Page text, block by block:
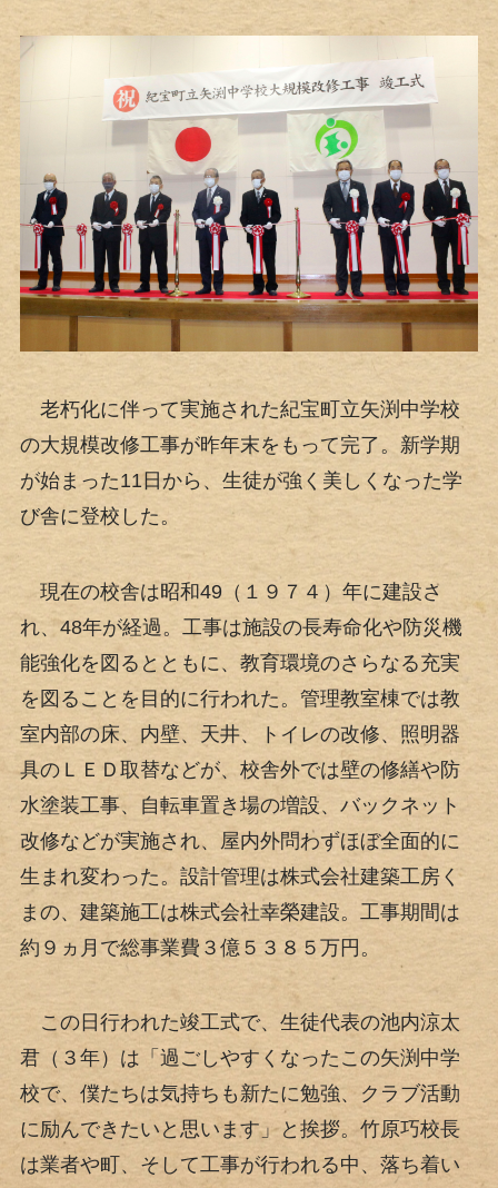
老朽化に伴って実施された紀宝町立矢渕中学校
の大規模改修工事が昨年末をもって完了。新学期
が始まった11日から、生徒が強く美しくなった学
び舎に登校した。
現在の校舎は昭和49（１９７４）年に建設さ
れ、48年が経過。工事は施設の長寿命化や防災機
能強化を図るとともに、教育環境のさらなる充実
を図ることを目的に行われた。管理教室棟では教
室内部の床、内壁、天井、トイレの改修、照明器
具のＬＥＤ取替などが、校舎外では壁の修繕や防
水塗装工事、自転車置き場の増設、バックネット
改修などが実施され、屋内外問わずほぼ全面的に
生まれ変わった。設計管理は株式会社建築工房く
まの、建築施工は株式会社幸榮建設。工事期間は
約９ヵ月で総事業費３億５３８５万円。
この日行われた竣工式で、生徒代表の池内涼太
君（３年）は「過ごしやすくなったこの矢渕中学
校で、僕たちは気持ちも新たに勉強、クラブ活動
に励んできたいと思います」と挨拶。竹原巧校長
は業者や町、そして工事が行われる中、落ち着い